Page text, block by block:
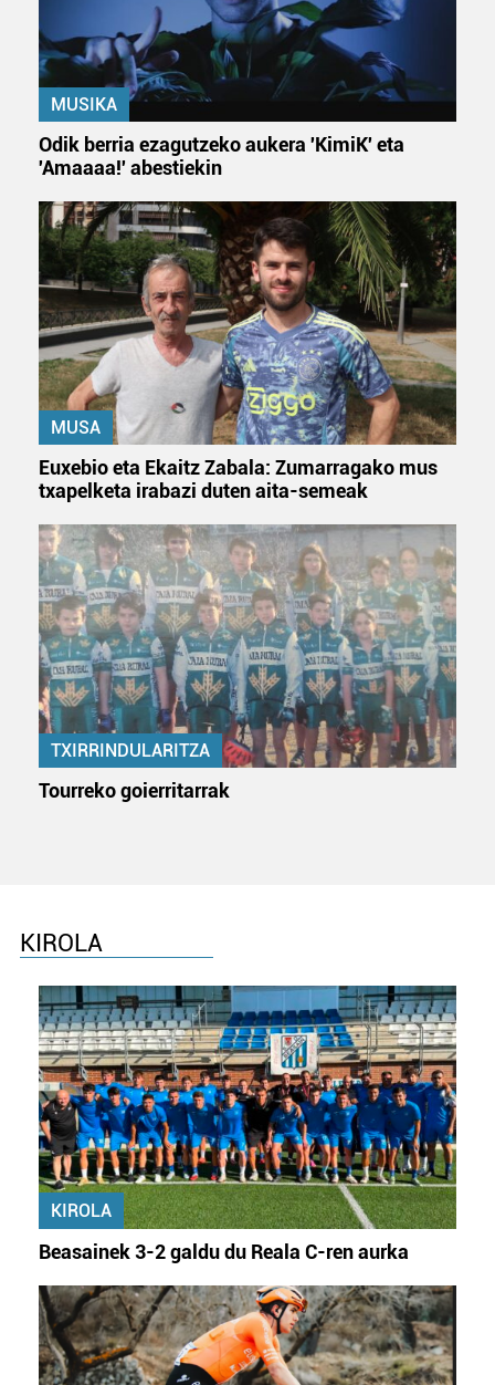
fitxategiak erabiltzen ditu. Zure esperientzia eta
zerbitzuak hobetzeko asmoz, cookie teknologiaz
baliatzen gara. Ohar hau onartuz gero, teknologia hori
erabiltzeko baimen esplizitua ematen diguzu.Gehiago
irakurri
MUSIKA
Odik berria ezagutzeko aukera 'KimiK' eta
'Amaaaa!' abestiekin
MUSA
Euxebio eta Ekaitz Zabala: Zumarragako mus
txapelketa irabazi duten aita-semeak
TXIRRINDULARITZA
Tourreko goierritarrak
KIROLA
KIROLA
Beasainek 3-2 galdu du Reala C-ren aurka